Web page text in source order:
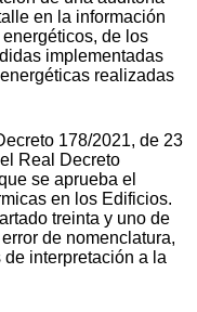
en la información
de los
implementadas
realizadas
178/2021, de 23
Real Decreto
se aprueba el
en los Edificios.
treinta y uno de
de nomenclatura,
interpretación a la